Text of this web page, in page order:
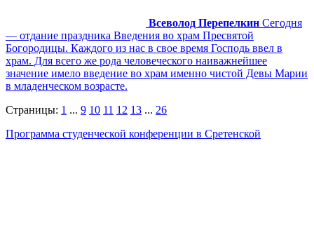
Всеволод Перепелкин Сегодня
— отдание праздника Введения во храм Пресвятой
Богородицы. Каждого из нас в свое время Господь ввел в
храм. Для всего же рода человеческого наиважнейшее
значение имело введение во храм именно чистой Девы Марии
в младенческом возрасте.
Страницы: 1 ... 9 10 11 12 13 ... 26
Программа студенческой конференции в Сретенской